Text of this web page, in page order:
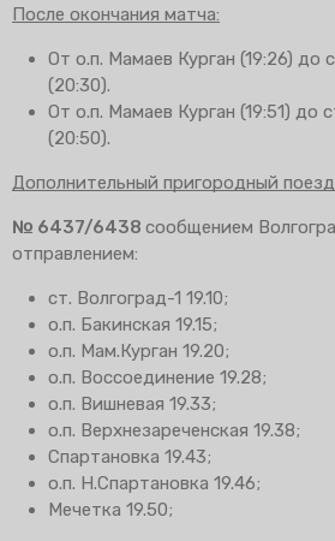
После окончания матча:
От о.п. Мамаев Курган (19:26) до
(20:30).
От о.п. Мамаев Курган (19:51) до
(20:50).
Дополнительный пригородный
№ 6437/6438 сообщением
отправлением:
ст. Волгоград-1 19.10;
о.п. Бакинская 19.15;
о.п. Мам.Курган 19.20;
о.п. Воссоединение 19.28;
о.п. Вишневая 19.33;
о.п. Верхнезареченская 19.38;
Спартановка 19.43;
о.п. Н.Спартановка 19.46;
Мечетка 19.50;